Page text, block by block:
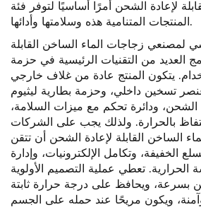
لإعادة الشحن أمرًا أساسيًا لتوفر فئة
المنتجات المتنامية هذه وسلامتها وأدائها.
لمصنعي زجاجات الماء الساخن القابلة
العديد من التقنيات الرئيسية في حزمة
يتكون المنتج عادة من غلاف خارجي
تسخين داخلي، وحزمة بطارية ليثيوم
الشحن، ودائرة تحكم مع ميزات السلامة،
بالحرارة. ولذلك يجب على الشركات
الساخن القابلة لإعادة الشحن أن تتقن
الخفيفة، وتكامل الإلكترونيات، وإدارة
الحرارية. تعطي عملية التصميم الأولوية
بسرعة، ويحافظ على درجة حرارة ثابتة